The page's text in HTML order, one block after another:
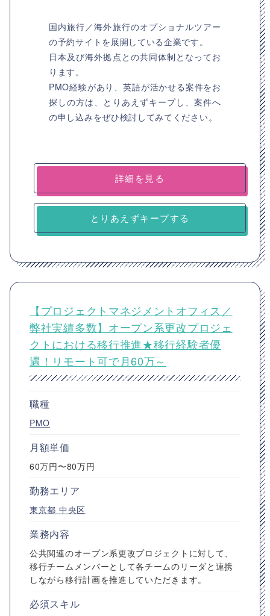
国内旅行／海外旅行のオプショナルツアー
の予約サイトを展開している企業です。
日本及び海外拠点との共同体制となってお
ります。
PMO経験があり、英語が活かせる案件をお
探しの方は、とりあえずキープし、案件へ
の申し込みをぜひ検討してみてください。
詳細を見る
とりあえずキープする
【プロジェクトマネジメントオフィス／
弊社実績多数】オープン系更改プロジェ
クトにおける移行推進★移行経験者優
遇！リモート可で月60万～
職種
PMO
月額単価
60万円〜80万円
勤務エリア
東京都 中央区
業務内容
公共関連のオープン系更改プロジェクトに対して、
移行チームメンバーとして各チームのリーダと連携
しながら移行計画を推進していただきます。
必須スキル